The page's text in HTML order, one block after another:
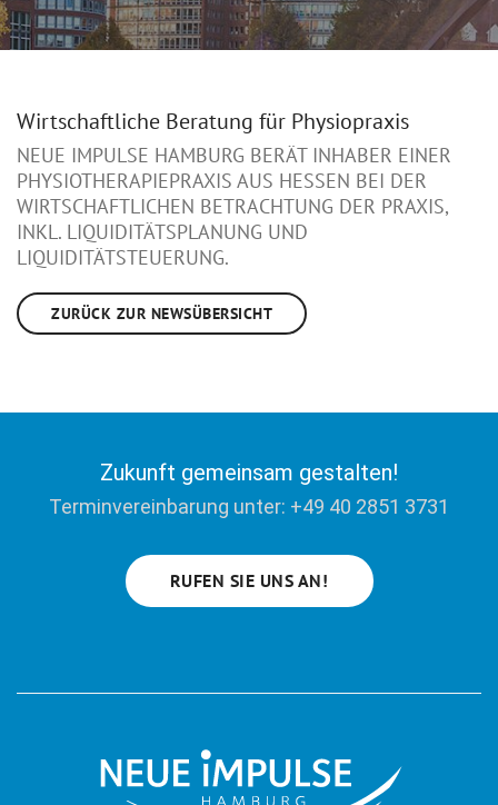
Wirtschaftliche Beratung für Physiopraxis
NEUE IMPULSE HAMBURG BERÄT INHABER EINER
PHYSIOTHERAPIEPRAXIS AUS HESSEN BEI DER
WIRTSCHAFTLICHEN BETRACHTUNG DER PRAXIS,
INKL. LIQUIDITÄTSPLANUNG UND
LIQUIDITÄTSTEUERUNG.
ZURÜCK ZUR NEWSÜBERSICHT
Zukunft gemeinsam gestalten!
Terminvereinbarung unter: +49 40 2851 3731
RUFEN SIE UNS AN!